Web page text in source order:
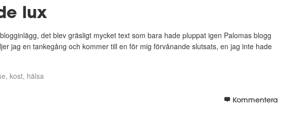
lux
det blev gräsligt mycket text som bara hade pluppat igen Palomas blogg
jag en tankegång och kommer till en för mig förvånande slutsats, en jag inte hade
kost hälsa
Kommentera